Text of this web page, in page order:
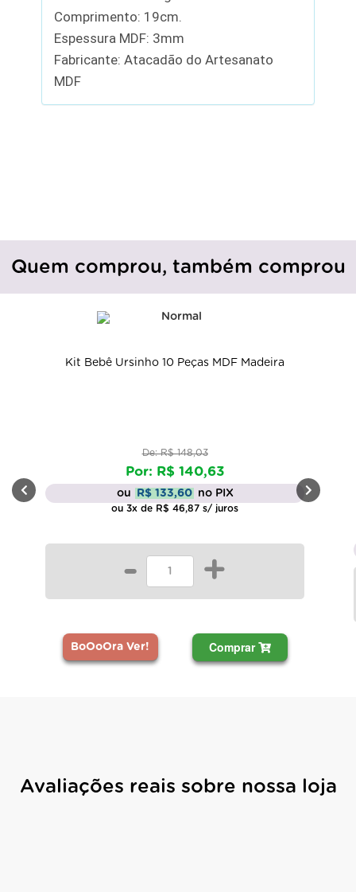
Comprimento: 19cm.
Espessura MDF: 3mm
Fabricante: Atacadão do Artesanato
MDF
Quem comprou, também comprou
Kit Bebê Ursinho 10 Peças MDF Madeira
De: R$ 148,03
Por: R$ 140,63
ou R$ 133,60 no PIX
ou 3x de R$ 46,87 s/ juros
- +
BoOoOra Ver! Comprar
Avaliações reais sobre nossa loja